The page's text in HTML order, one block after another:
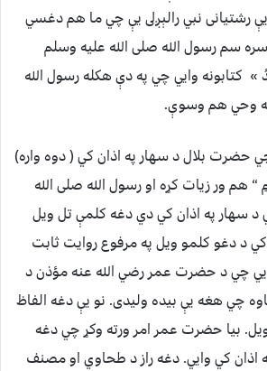
رشتيانى نبي رالېږلى يې چي ما هم دغسي
سم رسول الله صلی الله عليه وسلم
» كتابونه وايي چي په دې هكله رسول الله
وحي هم وسوې.
حضرت بلال د سهار په اذان كي ( دوه واره)
“ هم ور زيات كړه او رسول الله صلی الله
د سهار په اذان كي دي دغه كلمې تل ويل
د دغو كلمو ويل په مرفوع روايت ثابت
چي د حضرت عمر رضي الله عنه مؤذن د
چي هغه يې بيده وليدى. نو يې دغه الفاظ
بيا حضرت عمر امر ورته وكړ چي دغه
اذان كي وايي. دغه راز د طحاوي او مصنف